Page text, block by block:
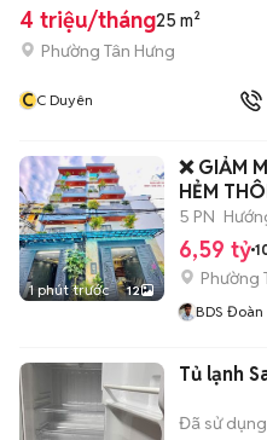
4 triệu/tháng25 m²
Phường Tân Hưng
CC Duyên
1 phút trước 12
❌ GIẢM MẠNH
HẺM
Q12
5 PN
6,59 tỷ
Phường
BDS Đoàn
Tủ lạnh
Đã sử dụng